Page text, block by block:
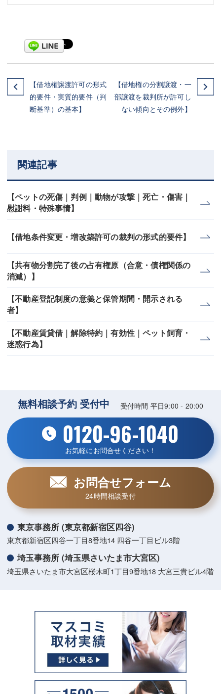
【借地権譲渡許可の形式
的要件・実質的要件（判
断基準）の基本】
【借地権の分割譲渡・一
部譲渡を裁判所が許可し
ない傾向とその例外】
関連記事
【ペットの死傷｜判例｜動物が攻撃｜死亡・傷害｜
慰謝料・特殊事情】
【借地条件変更・増改築許可の裁判の形式的要件】
【共有物分割完了後の占有権原（合意・債権関係の
消滅）】
【不動産登記制度の意義と保管期間・開示される
者】
【不動産賃貸借｜解除特約｜有効性｜ペット飼育・
迷惑行為】
無料相談予約 受付中 受付時間 平日9:00 - 20:00
0120-96-1040
お気軽にお問合せください！
お問合せフォーム
24時間相談受付
東京事務所 (東京都新宿区四谷)
東京都新宿区四谷一丁目8番地14 四谷一丁目ビル3階
埼玉事務所 (埼玉県さいたま市大宮区)
埼玉県さいたま市大宮区桜木町1丁目9番地18 大宮三貴ビル4階